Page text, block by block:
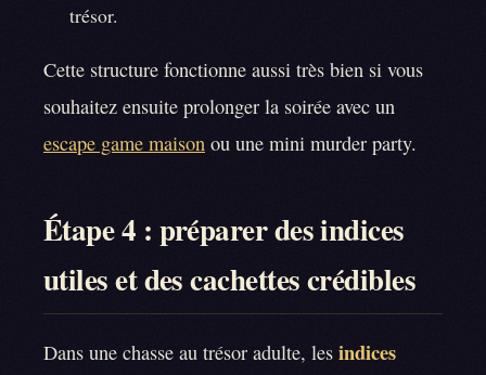
trésor.
Cette structure fonctionne aussi très bien si vous
souhaitez ensuite prolonger la soirée avec un
escape game maison ou une mini murder party.
Étape 4 : préparer des indices
utiles et des cachettes crédibles
Dans une chasse au trésor adulte, les indices